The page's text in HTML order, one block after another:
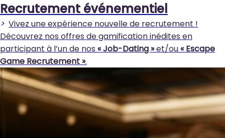
Recrutement événementiel
> Vivez une expérience nouvelle de recrutement !
Découvrez nos offres de gamification inédites en
participant à l’un de nos « Job-Dating »et/ou« Escape
Game Recrutement ».